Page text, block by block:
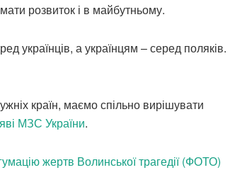
розвиток і в майбутньому.
українців, а українцям – серед поляків.
країн, маємо спільно вирішувати
МЗС України.
жертв Волинської трагедії (ФОТО)